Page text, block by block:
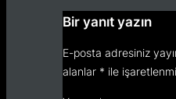
Bir yanıt yazın
E-posta adresiniz
alanlar * ile